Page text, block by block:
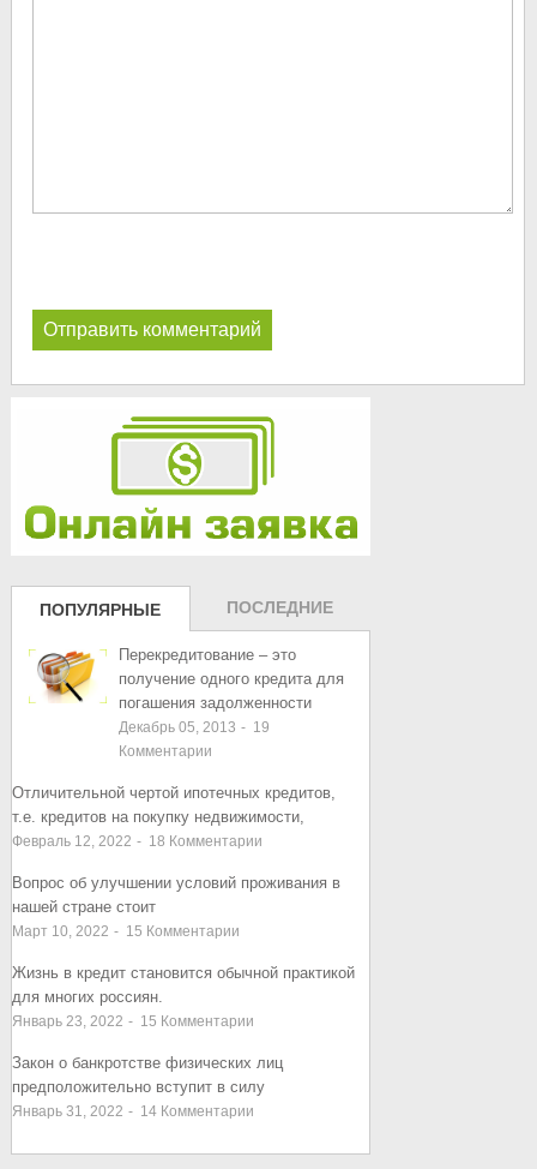
ПОПУЛЯРНЫЕ
ЗАПИСИ
ПОСЛЕДНИЕ
ЗАПИСИ
Перекредитование – это
получение одного кредита для
погашения задолженности
Декабрь 05, 2013 - 19
Комментарии
Отличительной чертой ипотечных кредитов,
т.е. кредитов на покупку недвижимости,
Февраль 12, 2022 - 18 Комментарии
Вопрос об улучшении условий проживания в
нашей стране стоит
Март 10, 2022 - 15 Комментарии
Жизнь в кредит становится обычной практикой
для многих россиян.
Январь 23, 2022 - 15 Комментарии
Закон о банкротстве физических лиц
предположительно вступит в силу
Январь 31, 2022 - 14Комментарии